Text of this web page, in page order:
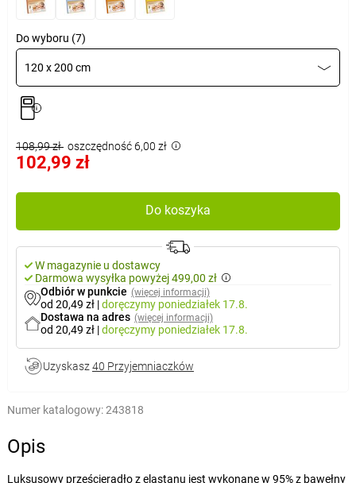
Do wyboru (7)
120 x 200 cm
108,99 zł oszczędność 6,00 zł
102,99 zł
Do koszyka
W magazynie u dostawcy
Darmowa wysyłka powyżej 499,00 zł
Odbiór w punkcie (więcej informacji)
od 20,49 zł |doręczymy poniedziałek 17.8.
Dostawa na adres (więcej informacji)
od 20,49 zł |doręczymy poniedziałek 17.8.
Uzyskasz 40 Przyjemniaczków
Numer katalogowy:243818
Opis
Luksusowy prześcieradło z elastanu jest wykonane w 95% z bawełny